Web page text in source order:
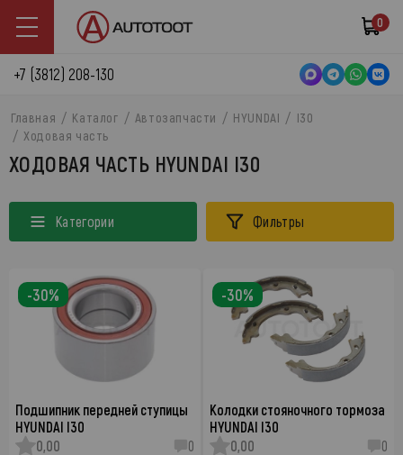
0
+7 (3812) 208-130
Главная Каталог Автозапчасти HYUNDAI
I30
Ходовая часть
ХОДОВАЯ ЧАСТЬ HYUNDAI I30
Категории Фильтры
Подшипник передней ступицы
HYUNDAI I30
0,00
0
-30%
Колодки стояночного тормоза
HYUNDAI I30
0,00
0
-30%